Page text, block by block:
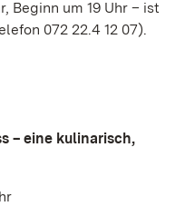
Beginn um 19 Uhr – ist
072 22.4 12 07).
– eine kulinarisch,